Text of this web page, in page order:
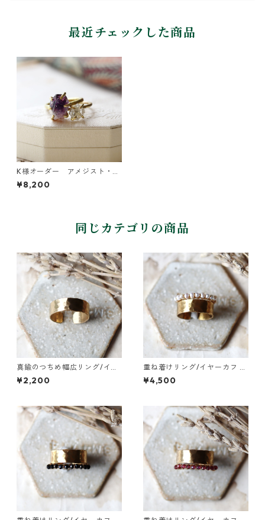
最近チェックした商品
K様オーダー アメジスト・ダ
イヤモンドクォーツ
¥8,200
同じカテゴリの商品
真鍮のつちめ幅広リング/イヤ
ーカフ
¥2,200
重ね着けリング/イヤーカフ 真
鍮つちめ幅広・ベビーパール
¥4,500